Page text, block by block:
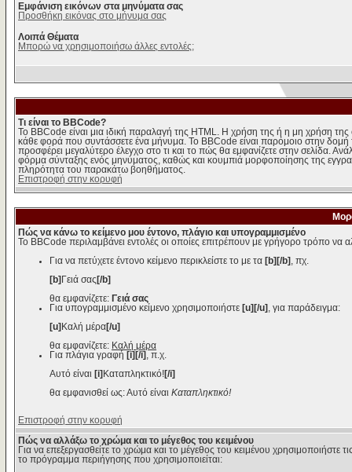
Εμφάνιση εικόνων στα μηνύματα σας
Προσθήκη εικόνας στο μήνυμα σας
Λοιπά Θέματα
Μπορώ να χρησιμοποιήσω άλλες εντολές;
Τι είναι το BBCode?
Το BBCode είναι μια ιδική παραλαγή της HTML. Η χρήση της ή η μη χρήση
κάθε φορά που συντάσσετε ένα μήνυμα. Το BBCode είναι παρόμοιο στην δομή
προσφέρει μεγαλύτερο έλεγχο στο τι και το πώς θα εμφανίζετε στην σελίδα.
φόρμα σύνταξης ενός μηνύματος, καθώς και κουμπιά μορφοποίησης της
πληρότητα του παρακάτω βοηθήματος.
Επιστροφή στην κορυφή
Πώς να κάνω το κείμενο μου έντονο, πλάγιο και υπογραμμισμένο
Το BBCode περιλαμβάνει εντολές οι οποίες επιτρέπουν με γρήγορο τρόπο
Για να πετύχετε έντονο κείμενο περικλείστε το με τα [b][/b]
, πχ.
[b] Γειά σας [/b]
θα εμφανίζετε: Γειά σας
Για υπογραμμισμένο κείμενο χρησιμοποιήστε [u][/u]
, για παράδειγμα:
[u] Καλή μέρα[/u]
θα εμφανίζετε: Καλή μέρα
Για πλάγια γραφή [i][/i]
, π.χ.
Αυτό είναι [i] Καταπληκτικό![/i]
θα εμφανισθεί ως: Αυτό είναι Καταπληκτικό!
Επιστροφή στην κορυφή
Πώς να αλλάξω το χρώμα και το μέγεθος του κειμένου
Για να επεξεργασθείτε το χρώμα και το μέγεθος του κειμένου χρησιμοποιήστε
το πρόγραμμα περιήγησης που χρησιμοποιείται: